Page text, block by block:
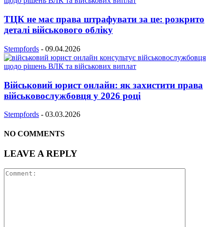
ТЦК не має права штрафувати за це: розкрито
деталі військового обліку
Stempfords - 09.04.2026
Військовий юрист онлайн: як захистити права
військовослужбовця у 2026 році
Stempfords - 03.03.2026
NO COMMENTS
LEAVE A REPLY